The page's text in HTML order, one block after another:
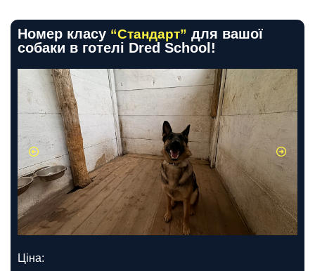
Номер класу “Стандарт” для вашої
собаки в готелі Dred School!
Ціна: